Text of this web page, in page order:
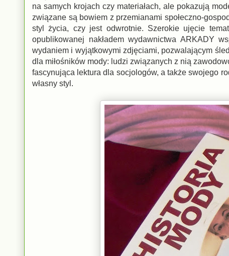
na samych krojach czy materiałach, ale pokazują
związane są bowiem z przemianami społeczno-
styl życia, czy jest odwrotnie. Szerokie ujęcie
opublikowanej nakładem wydawnictwa ARKADY
wydaniem i wyjątkowymi zdjęciami, pozwalającym
dla miłośników mody: ludzi związanych z nią
fascynująca lektura dla socjologów, a także swojego
własny styl.